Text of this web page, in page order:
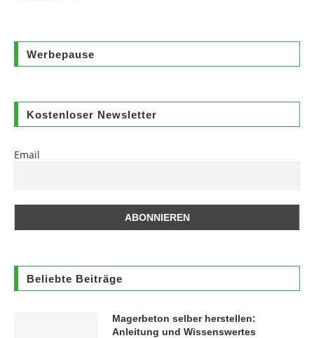
Werbepause
Kostenloser Newsletter
Email
Beliebte Beiträge
Magerbeton selber herstellen:
Anleitung und Wissenswertes